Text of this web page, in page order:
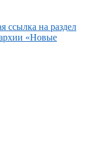
ссылка на раздел
«Новые